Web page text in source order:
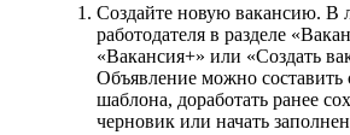
Создайте новую вакансию. В
работодателя в разделе
«Вакансия+» или «Создать
Объявление можно
шаблона, доработать ранее
черновик или начать